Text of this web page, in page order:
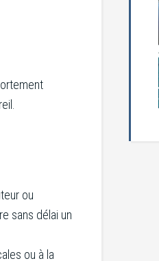
ou
sans délai un
ou à la